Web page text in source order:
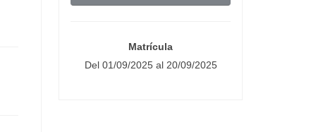
Matrícula
Del 01/09/2025 al 20/09/2025